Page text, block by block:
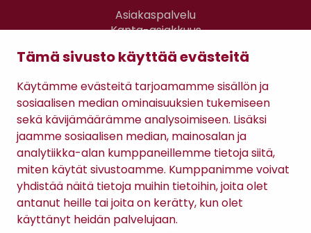
Tämä sivusto käyttää evästeitä
Käytämme evästeitä tarjoamamme sisällön ja
sosiaalisen median ominaisuuksien tukemiseen
sekä kävijämäärämme analysoimiseen. Lisäksi
jaamme sosiaalisen median, mainosalan ja
analytiikka-alan kumppaneillemme tietoja siitä,
miten käytät sivustoamme. Kumppanimme voivat
yhdistää näitä tietoja muihin tietoihin, joita olet
antanut heille tai joita on kerätty, kun olet
käyttänyt heidän palvelujaan.
Asiakaspalvelu
Kanta-asiakkuus
Gomee Ratsula Café
Sopimusehdot
Tietosuojaseloste
Maksutavat